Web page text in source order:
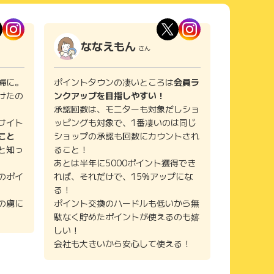
。
たの
イト
と
知っ
ポイ
虜に
ななえもん さん
ポイントタウンの凄いところは会員ラ
ンクアップを目指しやすい！
承認回数は、モニターも対象だしショ
ッピングも対象で、1番凄いのは同じ
ショップの承認も回数にカウントされ
ること！
あとは半年に5000ポイント獲得でき
れば、それだけで、15%アップにな
る！
ポイント交換のハードルも低いから無
駄なく貯めたポイントが使えるのも嬉
しい！
会社も大きいから安心して使える！